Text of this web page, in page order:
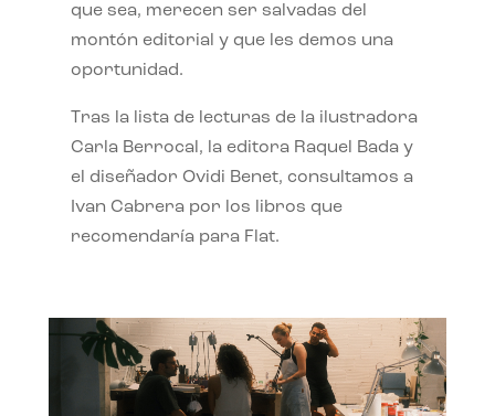
que sea, merecen ser salvadas del
montón editorial y que les demos una
oportunidad.
Tras la lista de lecturas de la ilustradora
Carla Berrocal, la editora Raquel Bada y
el diseñador Ovidi Benet, consultamos a
Ivan Cabrera por los libros que
recomendaría para Flat.